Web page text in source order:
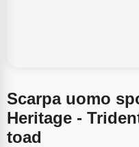
Scarpa uomo
Heritage -
toad